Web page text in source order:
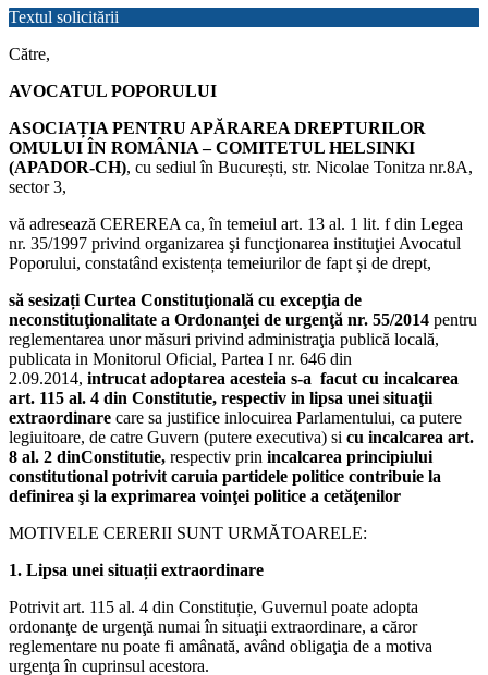
Textul solicitării
Către,
AVOCATUL POPORULUI
ASOCIAȚIA PENTRU APĂRAREA DREPTURILOR
OMULUI ÎN ROMÂNIA – COMITETUL HELSINKI
(APADOR-CH), cu sediul în București, str. Nicolae Tonitza nr.8A,
sector 3,
vă adresează CEREREA ca, în temeiul art. 13 al. 1 lit. f din Legea
nr. 35/1997 privind organizarea şi funcţionarea instituţiei Avocatul
Poporului, constatând existența temeiurilor de fapt și de drept,
să sesizați Curtea Constituţională cu excepţia de
neconstituţionalitate a Ordonanţei de urgenţă nr. 55/2014 pentru
reglementarea unor măsuri privind administraţia publică locală,
publicata in Monitorul Oficial, Partea I nr. 646 din
2.09.2014, intrucat adoptarea acesteia s-a facut cu incalcarea
art. 115 al. 4 din Constitutie, respectiv in lipsa unei situaţii
extraordinare care sa justifice inlocuirea Parlamentului, ca putere
legiuitoare, de catre Guvern (putere executiva) si cu incalcarea art.
8 al. 2 dinConstitutie, respectiv prin incalcarea principiului
constitutional potrivit caruia partidele politice contribuie la
definirea şi la exprimarea voinţei politice a cetăţenilor
MOTIVELE CERERII SUNT URMĂTOARELE:
1. Lipsa unei situații extraordinare
Potrivit art. 115 al. 4 din Constituție, Guvernul poate adopta
ordonanţe de urgenţă numai în situaţii extraordinare, a căror
reglementare nu poate fi amânată, având obligaţia de a motiva
urgenţa în cuprinsul acestora.